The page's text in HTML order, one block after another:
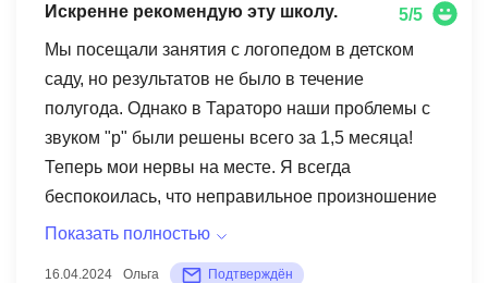
меня, когда же будут следующие уроки. Летом
мы еще не готовы начинать занятия из-за
многочисленных планов и поездок, так что
решим этот вопрос ближе к сентябрю. Я хотела
увидеть, как проходит урок, какие знания
передаются, посмотреть, что происходит за
кулисами. Мне было понятно, что основное
внимание уделяется развитию эмоционального
Искренне рекомендую эту школу.
5/5
Мы посещали занятия с логопедом в детском
саду, но результатов не было в течение
полугода. Однако в Тараторо наши проблемы с
звуком "р" были решены всего за 1,5 месяца!
Теперь мои нервы на месте. Я всегда
беспокоилась, что неправильное произношение
этого звука может повлиять на жизнь ребенка и
Показать полностью
16.04.2024 Ольга Подтверждён